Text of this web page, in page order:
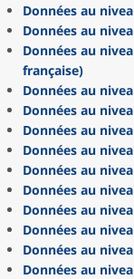
Données au
Données au
Données au
française)
Données au
Données au
Données au
Données au
Données au
Données au
Données au
Données au
Données au
Données au